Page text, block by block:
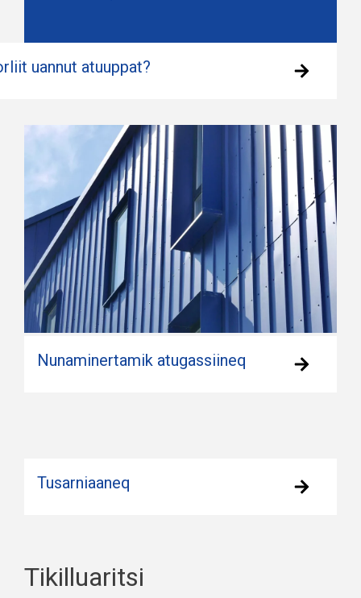
uannut atuuppat?
Nunaminertamik atugassiineq
Tusarniaaneq
Tikilluaritsi